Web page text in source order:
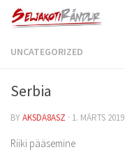
UNCATEGORIZED
Serbia
BYAKSDA8ASZ · 1. MÄRTS 2019
Riiki pääsemine